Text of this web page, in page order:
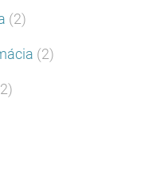
(2)
(2)